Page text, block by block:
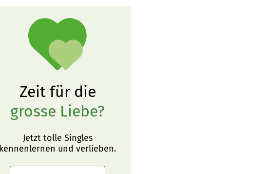
Zeit für die
grosse Liebe?
Jetzt tolle Singles
kennenlernen und verlieben.